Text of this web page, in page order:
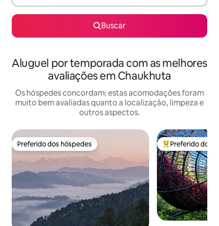
Buscar
Aluguel por temporada com as melhores
avaliações em Chaukhuta
Os hóspedes concordam: estas acomodações foram
muito bem avaliadas quanto a localização, limpeza e
outros aspectos.
Preferido dos hóspedes
Preferido dos hóspedes Entre os
Preferido dos